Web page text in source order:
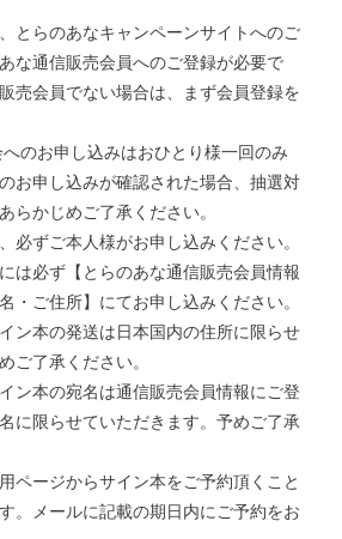
とらのあなキャンペーンサイトへのご
な通信販売会員へのご登録が必要で
売会員でない場合は、まず会員登録を
へのお申し込みはおひとり様一回のみ
お申し込みが確認された場合、抽選対
らかじめご了承ください。
必ずご本人様がお申し込みください。
は必ず【とらのあな通信販売会員情報
・ご住所】にてお申し込みください。
ン本の発送は日本国内の住所に限らせ
ご了承ください。
ン本の宛名は通信販売会員情報にご登
に限らせていただきます。予めご了承
ページからサイン本をご予約頂くこと
。メールに記載の期日内にご予約をお